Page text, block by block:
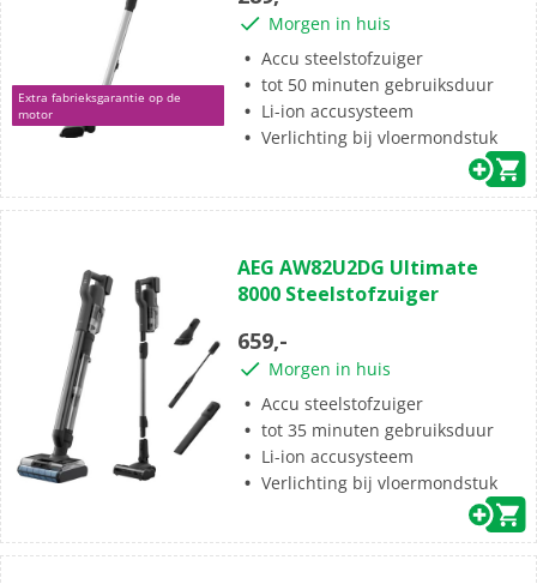
Extra fabrieksgarantie op de
motor
sterren.
9
beoordelingen
Morgen in huis
Accu steelstofzuiger
tot 50 minuten gebruiksduur
Li-ion accusysteem
Verlichting bij vloermondstuk
van
de
sterren.
17
beoordelingen
AEG AW82U2DG Ultimate
8000 Steelstofzuiger
659,-
Morgen in huis
Accu steelstofzuiger
tot 35 minuten gebruiksduur
Li-ion accusysteem
Verlichting bij vloermondstuk